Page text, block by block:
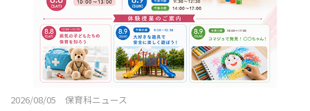
2026/08/05 保育科ニュース